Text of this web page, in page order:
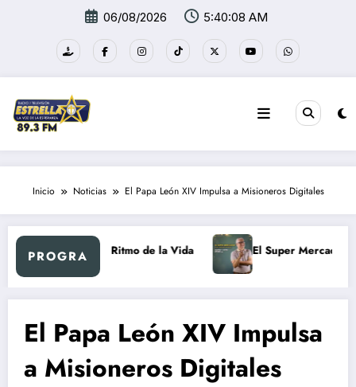
06/08/2026 5:40:08 AM
Inicio Noticias El Papa León XIV Impulsa a Misioneros Digitales
PROGRAAl Ritmo de la Vida El Super Mercadón
El Papa León XIV Impulsa
a Misioneros Digitales